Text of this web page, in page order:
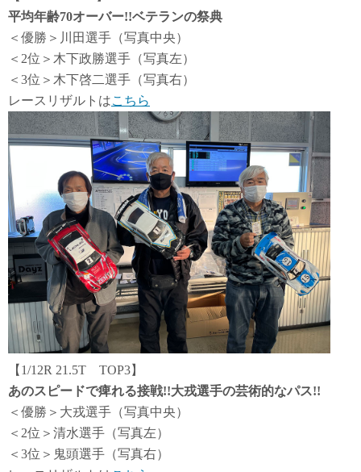
平均年齢70オーバー!!ベテランの祭典
＜優勝＞川田選手（写真中央）
＜2位＞木下政勝選手（写真左）
＜3位＞木下啓二選手（写真右）
レースリザルトはこちら
【1/12R 21.5T TOP3】
あのスピードで痺れる接戦!!大戎選手の芸術的なパス!!
＜優勝＞大戎選手（写真中央）
＜2位＞清水選手（写真左）
＜3位＞鬼頭選手（写真右）